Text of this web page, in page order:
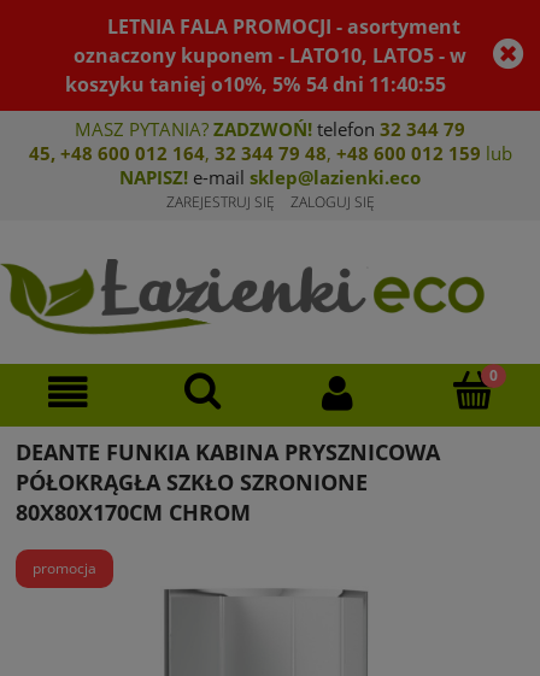
LETNIA FALA PROMOCJI - asortyment
oznaczony kuponem - LATO10, LATO5 - w
koszyku taniej o10%, 5% 54dni 11:40:55
MASZ PYTANIA? ZADZWOŃ! telefon 32 344 79
45, +48 600 012 164, 32 344 79 48, +48 600 012 159 lub
NAPISZ! e-mail sklep@lazienki.eco
ZAREJESTRUJ SIĘ ZALOGUJ SIĘ
DEANTE FUNKIA KABINA PRYSZNICOWA
PÓŁOKRĄGŁA SZKŁO SZRONIONE
80X80X170CM CHROM
promocja